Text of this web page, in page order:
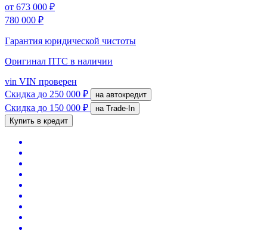
от 673 000 ₽
780 000 ₽
Гарантия юридической чистоты
Оригинал ПТС в наличии
vin VIN проверен
Скидка до 250 000 ₽ на автокредит
Скидка до 150 000 ₽
на Trade-In
Купить в кредит